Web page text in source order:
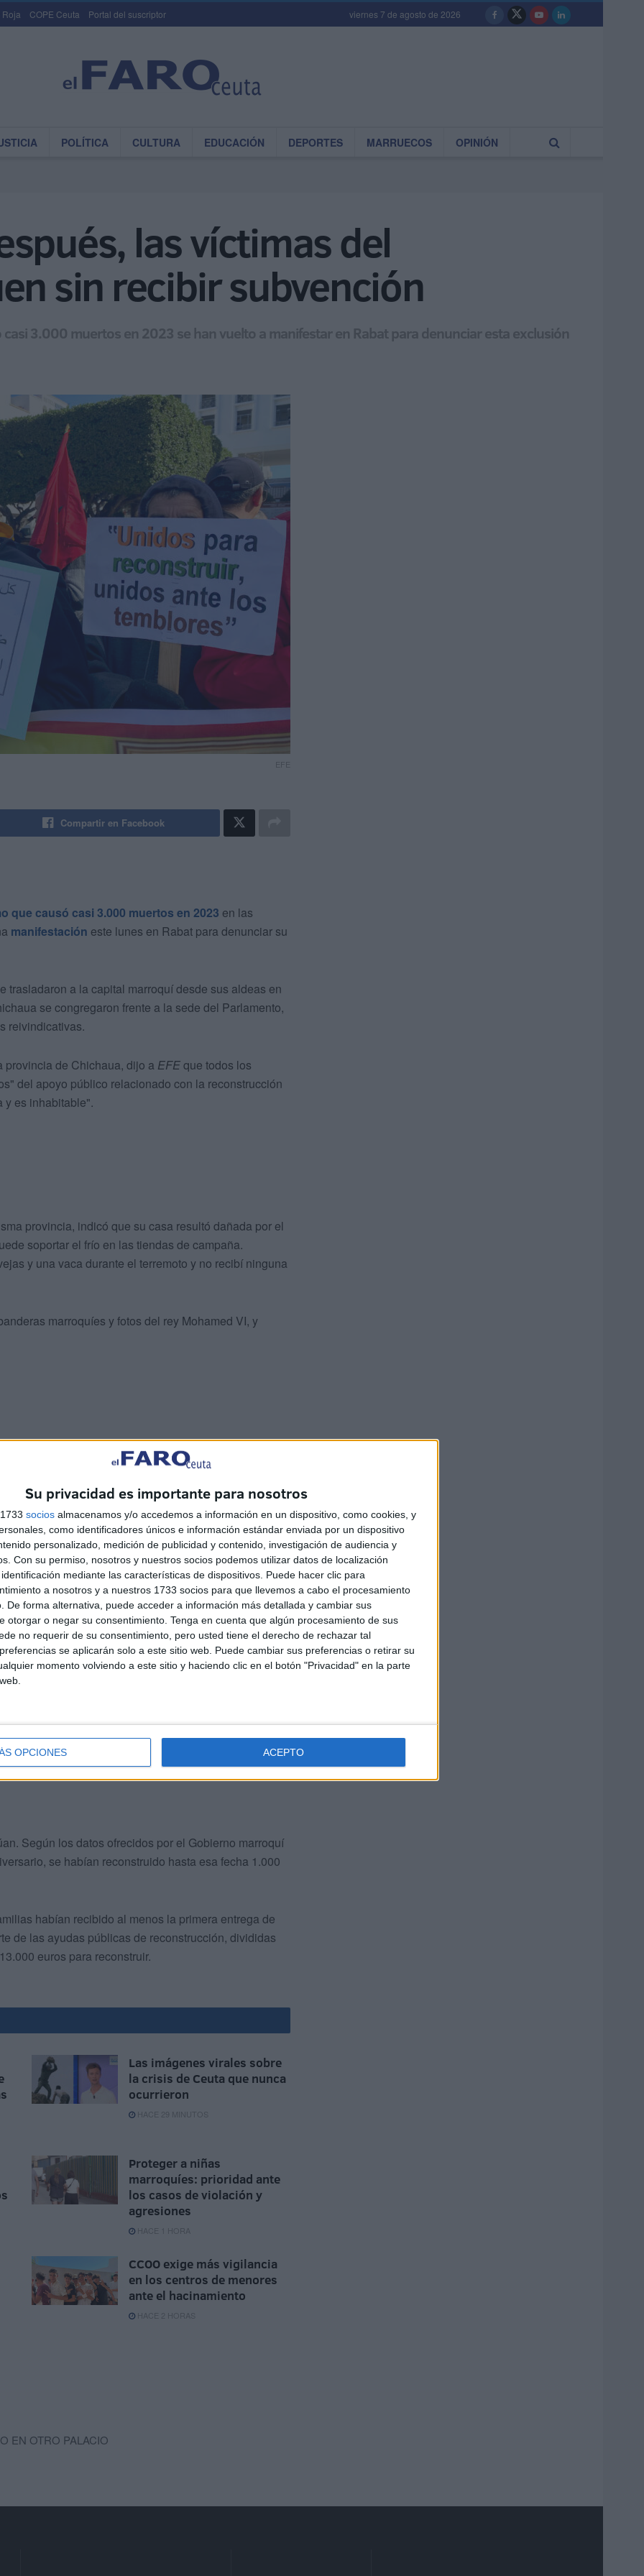
Su privacidad es importante para nosotros
socios almacenamos y/o accedemos a información en un dispositivo, como cookies, y
como identificadores únicos e información estándar enviada por un dispositivo
personalizado, medición de publicidad y contenido, investigación de audiencia y
Con su permiso, nosotros y nuestros socios podemos utilizar datos de localización
mediante las características de dispositivos. Puede hacer clic para
a nosotros y a nuestros 1733 socios para que llevemos a cabo el procesamiento
De forma alternativa, puede acceder a información más detallada y cambiar sus
otorgar o negar su consentimiento. Tenga en cuenta que algún procesamiento de sus
no requerir de su consentimiento, pero usted tiene el derecho de rechazar tal
se aplicarán solo a este sitio web. Puede cambiar sus preferencias o retirar su
momento volviendo a este sitio y haciendo clic en el botón "Privacidad" en la parte
OPCIONES ACEPTO
Roja COPE Ceuta Portal del suscriptor viernes 7 de agosto de 2026
POLÍTICA CULTURA EDUCACIÓN DEPORTES MARRUECOS OPINIÓN
las víctimas del
sin recibir subvención
3.000 muertos en 2023 se han vuelto a manifestar en Rabat para denunciar esta exclusión
EFE
Compartir en Facebook
que causó casi 3.000 muertos en 2023 en las
manifestación este lunes en Rabat para denunciar su
trasladaron a la capital marroquí desde sus aldeas en
se congregaron frente a la sede del Parlamento,
reivindicativas.
de Chichaua, dijo a EFEque todos los
del apoyo público relacionado con la reconstrucción
y es inhabitable".
provincia, indicó que su casa resultó dañada por el
soportar el frío en las tiendas de campaña.
y una vaca durante el terremoto y no recibí ninguna
marroquíes y fotos del rey Mohamed VI, y
de Marrakech, defendió la necesidad de que el
tiene dos casas, una se derrumbó y la otra
para vivir debido a su miedo a que la casa dañada
ubicadas en las montañas del sur de
5.674 heridos y 56.000 viviendas afectadas por
pública.
Según los datos ofrecidos por el Gobierno marroquí
se habían reconstruido hasta esa fecha 1.000
habían recibido al menos la primera entrega de
de las ayudas públicas de reconstrucción, divididas
euros para reconstruir.
Las imágenes virales sobre
la crisis de Ceuta que nunca
ocurrieron
HACE 29 MINUTOS
Proteger a niñas
marroquíes: prioridad ante
los casos de violación y
agresiones
HACE 1 HORA
CCOO exige más vigilancia
en los centros de menores
ante el hacinamiento
HACE 2 HORAS
EN OTRO PALACIO